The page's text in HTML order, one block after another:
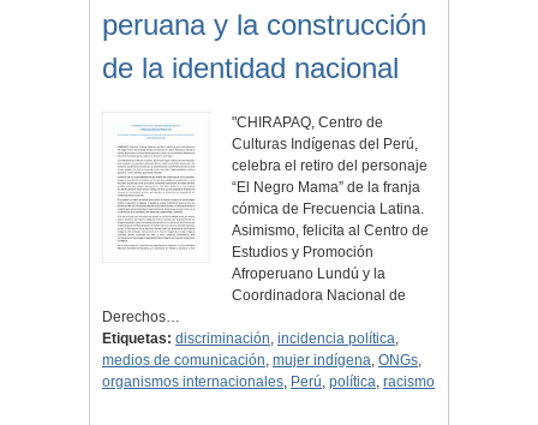
peruana y la construcción
de la identidad nacional
"CHIRAPAQ, Centro de
Culturas Indígenas del Perú,
celebra el retiro del personaje
“El Negro Mama” de la franja
cómica de Frecuencia Latina.
Asimismo, felicita al Centro de
Estudios y Promoción
Afroperuano Lundú y la
Coordinadora Nacional de
Derechos…
Etiquetas: discriminación, incidencia política,
medios de comunicación, mujer indígena, ONGs,
organismos internacionales, Perú, política, racismo